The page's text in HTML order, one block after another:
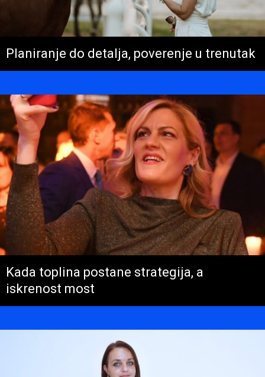
Planiranje do detalja, poverenje u trenutak
Kada toplina postane strategija, a
iskrenost most